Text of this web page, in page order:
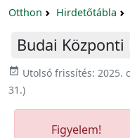
Otthon Hirdetőtábla
Budai Központi
event_available Utolsó frissítés: 2025.
31.)
Figyelem!